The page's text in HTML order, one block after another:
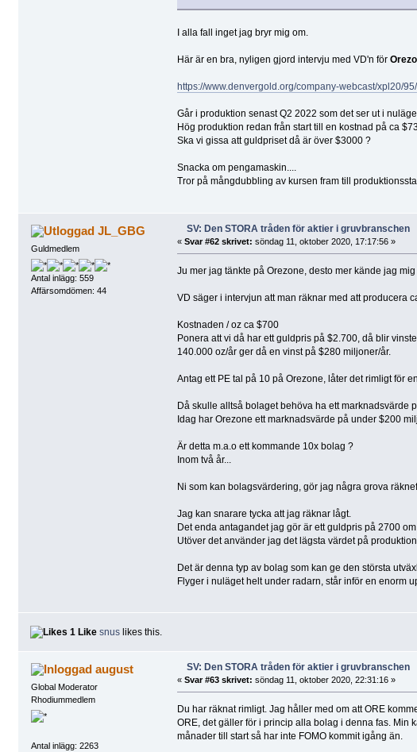
I alla fall inget jag bryr mig om.
Här är en bra, nyligen gjord intervju med VD'n för
https://www.denvergold.org/company-webcast/xpl20/95/
Går i produktion senast Q2 2022 som det ser ut i
Hög produktion redan från start till en kostnad på ca
Ska vi gissa att guldpriset då är över $3000 ?
Snacka om pengamaskin....
Tror på mångdubbling av kursen fram till
JL_GBG
Guldmedlem
Antal inlägg: 559
Affärsomdömen: 44
SV: Den STORA tråden för aktier i gruvbranschen
« Svar #62 skrivet: söndag 11, oktober 2020, 17:17:56 »
Ju mer jag tänkte på Orezone, desto mer kände jag
VD säger i intervjun att man räknar med att producera
Kostnaden / oz ca $700
Ponera att vi då har ett guldpris på $2.700, då blir
140.000 oz/år ger då en vinst på $280 miljoner/år.
Antag ett PE tal på 10 på Orezone, låter det rimligt för
Då skulle alltså bolaget behöva ha ett marknadsvärde
Idag har Orezone ett marknadsvärde på under $200
Är detta m.a.o ett kommande 10x bolag ?
Inom två år...
Ni som kan bolagsvärdering, gör jag några grova
Jag kan snarare tycka att jag räknar lågt.
Det enda antagandet jag gör är ett guldpris på 2700
Utöver det använder jag det lägsta värdet på
Det är denna typ av bolag som kan ge den största
Flyger i nuläget helt under radarn, står inför en enorm
1 Like snuslikes this.
august
Global Moderator
Rhodiummedlem
Antal inlägg: 2263
SV: Den STORA tråden för aktier i gruvbranschen
« Svar #63 skrivet: söndag 11, oktober 2020, 22:31:16 »
Du har räknat rimligt. Jag håller med om att ORE
ORE, det gäller för i princip alla bolag i denna fas. Min
månader till start så har inte FOMO kommit igång än.